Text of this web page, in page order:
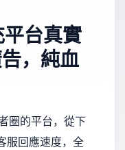
台真實
，純血
圈的平台，從下
服回應速度，全